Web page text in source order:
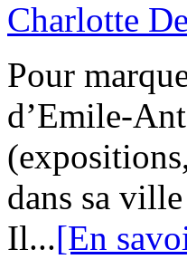
Pour
d’Emile-
dans sa
Il...[En